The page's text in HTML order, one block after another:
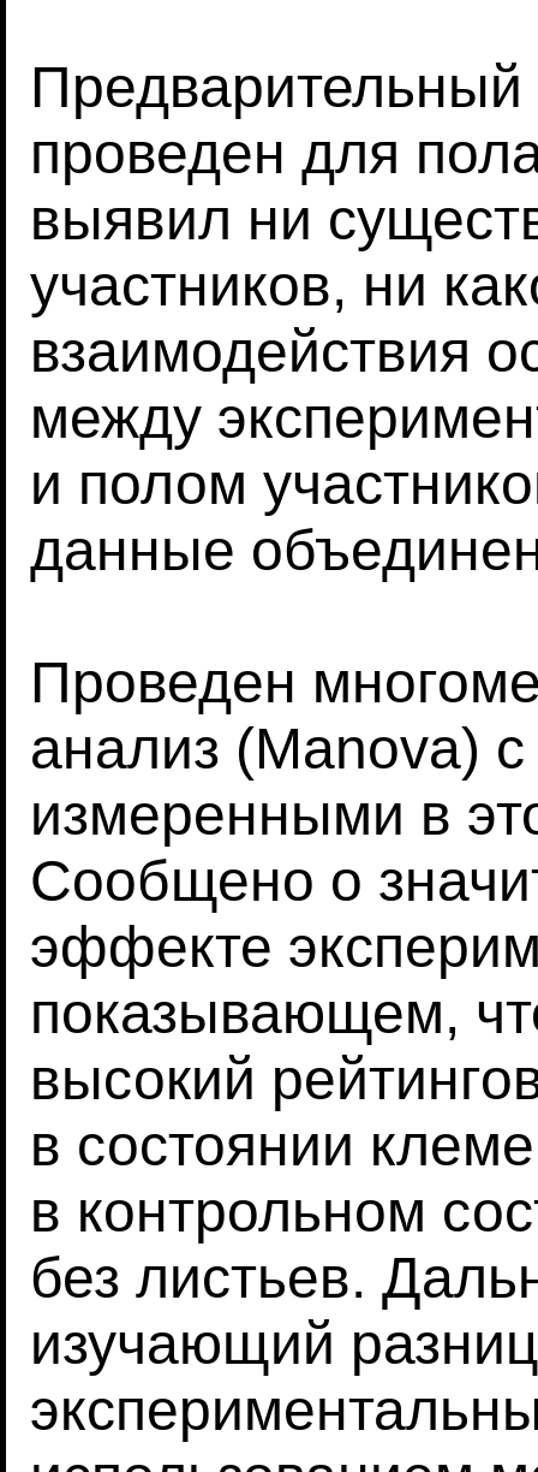
проведен для
выявил ни
участников, ни
взаимодействия
между
и полом
данные
Проведен
анализ (Manova)
измеренными в
Сообщено о
эффекте
показывающем,
высокий
в состоянии
в контрольном
без листьев.
изучающий